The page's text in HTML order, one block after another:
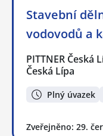
Stavební
vodovodů a
PITTNER Česká
Česká Lípa
Plný úvazek
Zveřejněno: 29.